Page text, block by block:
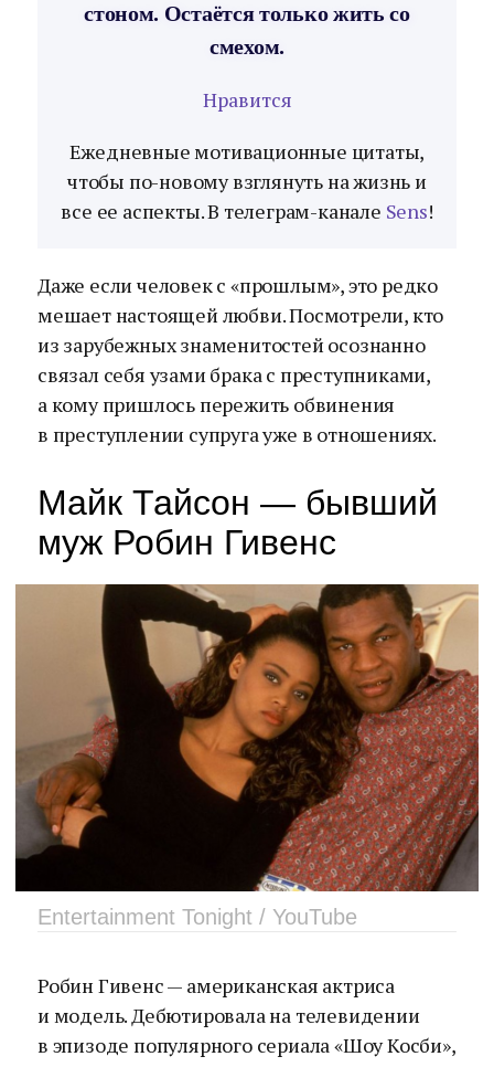
стоном. Остаётся только жить со
смехом.
Нравится
Ежедневные мотивационные цитаты,
чтобы по-новому взглянуть на жизнь и
все ее аспекты. В телеграм-канале Sens!
Даже если человек с «прошлым», это редко
мешает настоящей любви. Посмотрели, кто
из зарубежных знаменитостей осознанно
связал себя узами брака с преступниками,
а кому пришлось пережить обвинения
в преступлении супруга уже в отношениях.
Майк Тайсон — бывший
муж Робин Гивенс
Entertainment Tonight / YouTube
Робин Гивенс — американская актриса
и модель. Дебютировала на телевидении
в эпизоде популярного сериала «Шоу Косби»,